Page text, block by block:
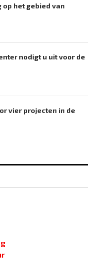
op het gebied van
nodigt u uit voor de
vier projecten in de